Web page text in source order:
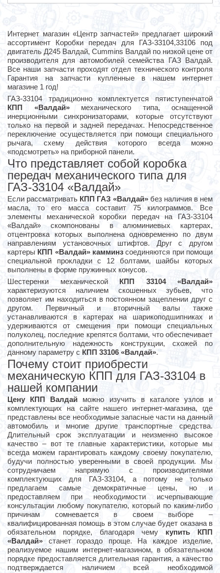
Интернет магазин «Центр запчастей» предлагает широкий
ассортимент Коробки передач для ГАЗ-33104,33106 под
двигатель Д245 Валдай, Cummins Валдай по низкой цене от
производителя для автомобилей семейства ГАЗ Валдай.
Все наши запчасти проходят отдел технического контроля
Гарантия на запчасти купленные в нашем интернет
магазине 1 год!
ГАЗ-33104 традиционно комплектуется пятиступенчатой
КПП «Валдай» механического типа, оснащенной
инерционными синхронизаторами, которые отсутствуют
только на первой и задней передачах. Непосредственное
переключение осуществляется при помощи специального
рычага, схему действия которого всегда можно
«подсмотреть» на приборной панели.
Что представляет собой коробка
передач механического типа для
ГАЗ-33104 «Валдай»
Если рассматривать КПП ГАЗ «Валдай» без наличия в нем
масла, то его масса составит 75 килограммов. Все
элементы механической коробки передач на ГАЗ-33104
«Валдай» скомпонованы в алюминиевых картерах,
отцентровка которых выполнена одновременно по двум
направлениям установочных штифтов. Друг с другом
картеры КПП «Валдай» камминз соединяются при помощи
специальной прокладки с 12 болтами, шайбы которых
выполнены в форме пружинных конусов.
Шестеренки механической КПП 33104 «Валдай»
характеризуются наличием скошенных зубьев, что
позволяет им находиться в постоянном зацеплении друг с
другом. Первичный и вторичный валы также
устанавливаются в картерах на шарикоподшипниках и
удерживаются от смещения при помощи специальных
полуколец, последние крепятся болтами, что обеспечивает
дополнительную надежность конструкции, схожей по
данному параметру с КПП 33106 «Валдай».
Почему стоит приобрести
механическую КПП для ГАЗ-33104 в
нашей компании
Цену КПП Валдай можно изучить в каталоге узлов и
комплектующих на сайте нашего интернет-магазина, где
представлены все необходимые запасные части на данный
автомобиль и многие другие транспортные средства.
Длительный срок эксплуатации и неизменно высокое
качество – вот те главные характеристики, которые мы
всегда можем гарантировать каждому своему покупателю,
будучи полностью уверенными в своей продукции. Мы
сотрудничаем напрямую с производителями
комплектующих для ГАЗ-33104, а потому не только
предлагаем самые демократичные цены, но и
предоставляем при необходимости исчерпывающие
консультации любому покупателю, который по каким-либо
причинам сомневается в своем выборе –
квалифицированная помощь в этом случае будет оказана в
обязательном порядке, благодаря чему купить КПП
«Валдай» станет гораздо проще. На каждое изделие,
реализуемое нашим интернет-магазином, в обязательном
порядке предоставляется длительная гарантия, а качество
подтверждается наличием всей необходимой